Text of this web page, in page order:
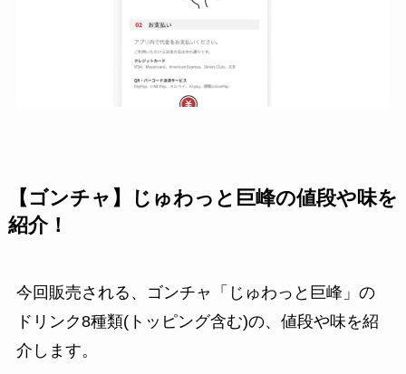
【ゴンチャ】じゅわっと巨峰の値段や味を
紹介！
今回販売される、ゴンチャ「じゅわっと巨峰」の
ドリンク8種類(トッピング含む)の、値段や味を紹
介します。